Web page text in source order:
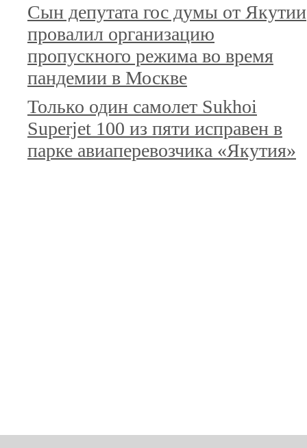
Сын депутата гос думы от Якутии
провалил организацию
пропускного режима во время
пандемии в Москве
Только один самолет Sukhoi
Superjet 100 из пяти исправен в
парке авиаперевозчика «Якутия»